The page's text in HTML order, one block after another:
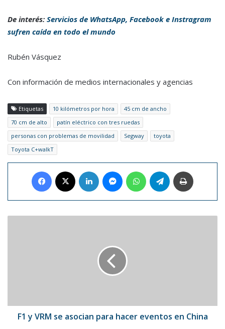
De interés: Servicios de WhatsApp, Facebook e Instragram
sufren caída en todo el mundo
Rubén Vásquez
Con información de medios internacionales y agencias
Etiquetas 10 kilómetros por hora
45 cm de ancho
70 cm de alto
patín eléctrico con tres ruedas
personas con problemas de movilidad
Segway
toyota
Toyota C+walkT
Facebook LinkedIn MessengerWhatsAppTelegram
en
ChinaF1 y VRM se asocian para hacer eventos en China